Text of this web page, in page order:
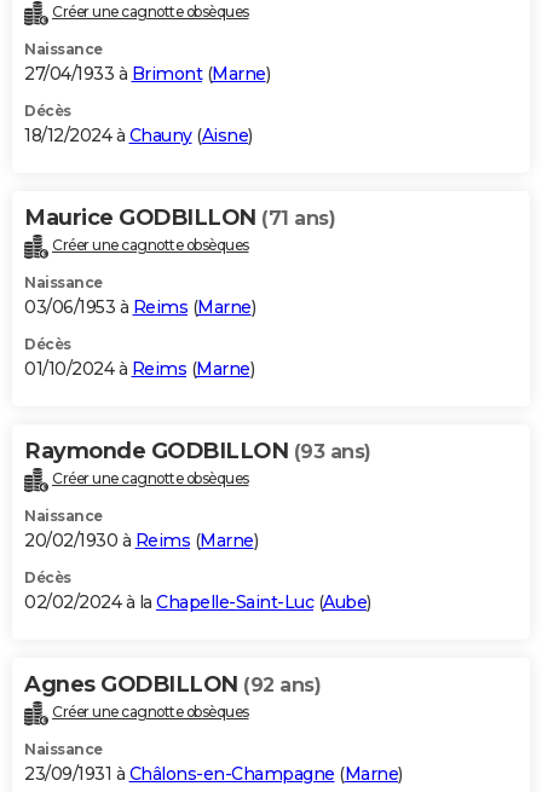
Créer une cagnotte obsèques
Naissance
27/04/1933 à Brimont(Marne)
Décès
18/12/2024 à Chauny(Aisne)
Maurice GODBILLON (71 ans)
Créer une cagnotte obsèques
Naissance
03/06/1953 à Reims (Marne)
Décès
01/10/2024 à Reims (Marne)
Raymonde GODBILLON (93 ans)
Créer une cagnotte obsèques
Naissance
20/02/1930 à Reims (Marne)
Décès
02/02/2024 à la Chapelle-Saint-Luc(Aube)
Agnes GODBILLON (92 ans)
Créer une cagnotte obsèques
Naissance
23/09/1931 à Châlons-en-Champagne (Marne)